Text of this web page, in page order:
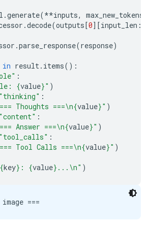
.generate(**inputs, max_new_tokens
.decode(outputs[0][input_len
.parse_response(response)
in result. items():
:
{value}" )
"thinking" :
=== Thoughts ===\n{value}" )
"content" :
=== Answer ===\n{value}" )
"tool_calls" :
=== Tool Calls ===\n{value}" )
{key} : {value} ... \n" )